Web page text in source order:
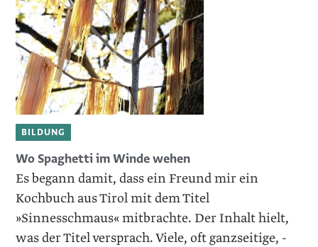
BILDUNG
Wo Spaghetti im Winde wehen
Es begann damit, dass ein Freund mir ein
Kochbuch aus Tirol mit dem Titel
»Sinnesschmaus« mitbrachte. Der Inhalt hielt,
was der Titel versprach. Viele, oft ganzseitige, ­